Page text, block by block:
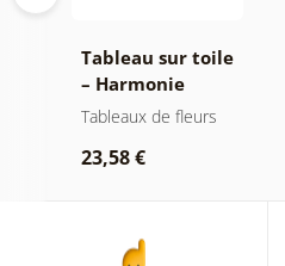
Tableau sur toile
– Harmonie
florale luxueuse
Tableaux de fleurs
23,58 €